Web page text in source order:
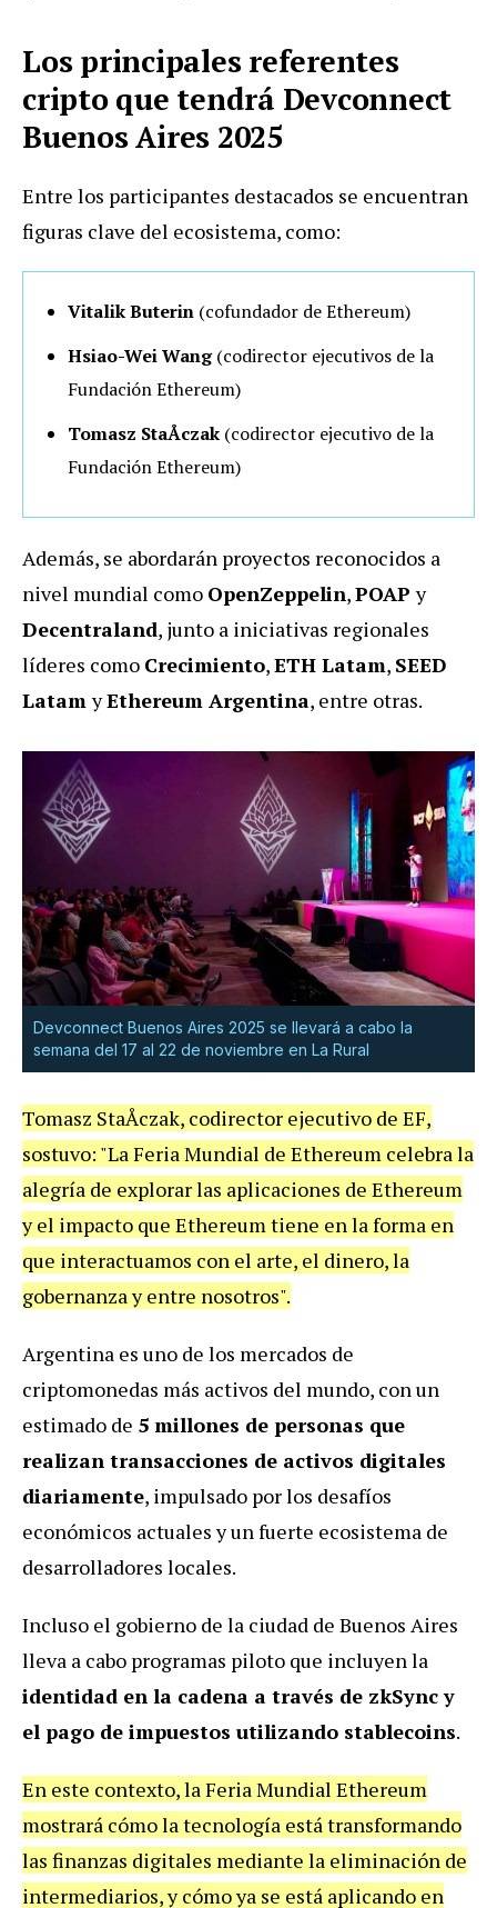
Los principales referentes
cripto que tendrá Devconnect
Buenos Aires 2025
Entre los participantes destacados se encuentran
figuras clave del ecosistema, como:
Vitalik Buterin (cofundador de Ethereum)
Hsiao-Wei Wang(codirector ejecutivos de la
Fundación Ethereum)
Tomasz StaÅczak (codirector ejecutivo de la
Fundación Ethereum)
Además, se abordarán proyectos reconocidos a
nivel mundial como OpenZeppelin,POAPy
Decentraland, junto a iniciativas regionales
líderes como Crecimiento,ETH Latam, SEED
LatamyEthereum Argentina, entre otras.
Devconnect Buenos Aires 2025 se llevará a cabo la
semana del 17 al 22 de noviembre en La Rural
Tomasz StaÅczak, codirector ejecutivo de EF,
sostuvo: "La Feria Mundial de Ethereum celebra la
alegría de explorar las aplicaciones de Ethereum
y el impacto que Ethereum tiene en la forma en
que interactuamos con el arte, el dinero, la
gobernanza y entre nosotros".
Argentina es uno de los mercados de
criptomonedas más activos del mundo, con un
estimado de 5 millones de personas que
realizan transacciones de activos digitales
diariamente, impulsado por los desafíos
económicos actuales y un fuerte ecosistema de
desarrolladores locales.
Incluso el gobierno de la ciudad de Buenos Aires
lleva a cabo programas piloto que incluyen la
identidad en la cadena a través de zkSync y
el pago de impuestos utilizando stablecoins.
En este contexto, la Feria Mundial Ethereum
mostrará cómo la tecnología está transformando
las finanzas digitales mediante la eliminación de
intermediarios, y cómo ya se está aplicando en